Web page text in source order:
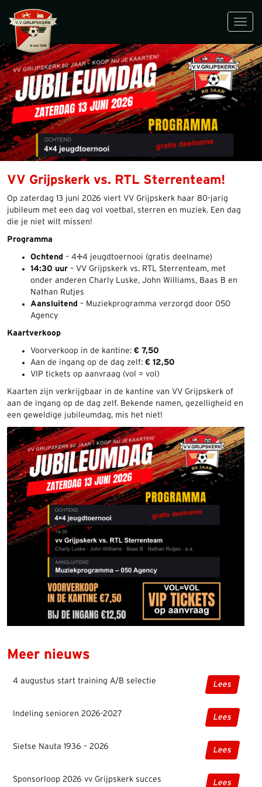
VV Grijpskerk vs. RTL Sterrenteam!
Op zaterdag 13 juni 2026 viert VV Grijpskerk haar 80-jarig
jubileum met een dag vol voetbal, sterren en muziek. Een dag
die je niet wilt missen!
Programma
Ochtend – 4×4 jeugdtoernooi (gratis deelname)
14:30 uur – VV Grijpskerk vs. RTL Sterrenteam, met
onder anderen Charly Luske, John Williams, Baas B en
Nathan Rutjes
Aansluitend – Muziekprogramma verzorgd door 050
Agency
Kaartverkoop
Voorverkoop in de kantine: € 7,50
Aan de ingang op de dag zelf: € 12,50
VIP tickets op aanvraag (vol = vol)
Kaarten zijn verkrijgbaar in de kantine van VV Grijpskerk of
aan de ingang op de dag zelf. Bekende namen, gezelligheid en
een geweldige jubileumdag, mis het niet!
Meer nieuws
4 augustus start training A/B selectie Lees
Indeling senioren 2026-2027 Lees
Sietse Nauta 1936 – 2026 Lees
Sponsorloop 2026 vv Grijpskerk succes Lees